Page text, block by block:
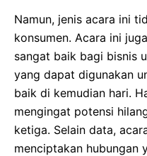
Namun, jenis acara ini
konsumen. Acara ini
sangat baik bagi bisnis
yang dapat digunakan
baik di kemudian hari.
mengingat potensi
ketiga. Selain data,
menciptakan hubungan